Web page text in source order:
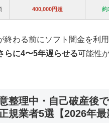
400,000円超 約
終わる前にソフト闇金を利
らに4〜5年遅らせる可能性
整理中・自己破産後
規業者5選【2026年最